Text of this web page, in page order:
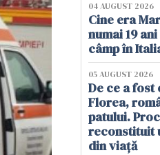
04 AUGUST 2026
Cine era
numai 19
câmp în
05 AUGUST 2026
De ce a fost
Florea,
patului.
reconstituit
din viață